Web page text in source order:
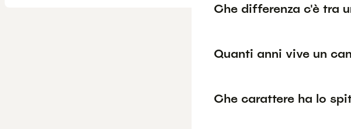
Che differenza c'è tra
Quanti anni vive un
Che carattere ha lo